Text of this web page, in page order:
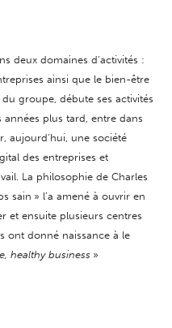
deux domaines d’activités :
ainsi que le bien-être
groupe, débute ses activités
plus tard, entre dans
aujourd’hui, une société
des entreprises et
La philosophie de Charles
sain » l’a amené à ouvrir en
et ensuite plusieurs centres
ont donné naissance à le
healthy business »